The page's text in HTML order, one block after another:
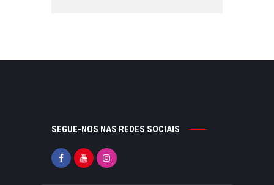
SEGUE-NOS NAS REDES SOCIAIS